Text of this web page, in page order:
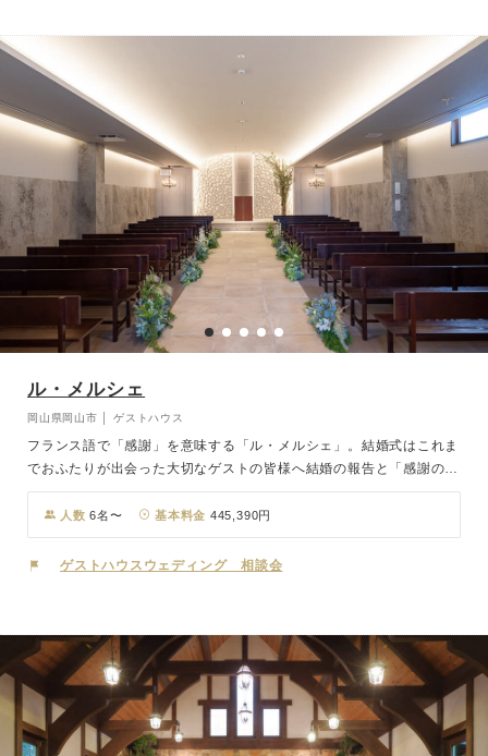
緑あふれるガーデンでスナップタイムやおしゃべりを楽しんだり、デ
ザートタイムはガーデンでリラックスという演出も素敵です。
ル・メルシェ
岡山県岡山市 │ ゲストハウス
フランス語で「感謝」を意味する「ル・メルシェ」。結婚式はこれま
でおふたりが出会った大切なゲストの皆様へ結婚の報告と「感謝の気
持ち」をお伝えする日。おふたりが育った背景、大切なゲストのこ
と、これから一生共に歩むパートナーへの想い。おふたりのことをじ
っくりとお伺いし、カタチにしていく結婚式を私たちは打ち合わせか
ら当日まで一貫したスタッフ体制でサポートさせていただいておりま
人数 6名〜 基本料金 445,390円
ゲストハウスウェディング 相談会